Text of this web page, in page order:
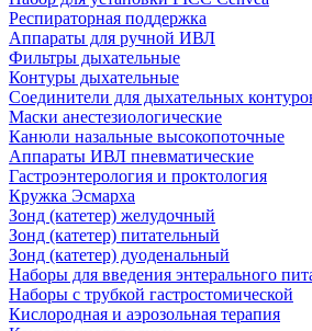
Респираторная поддержка
Аппараты для ручной ИВЛ
Фильтры дыхательные
Контуры дыхательные
Соединители для дыхательных
Маски анестезиологические
Канюли назальные высокопоточные
Аппараты ИВЛ пневматические
Гастроэнтерология и проктология
Кружка Эсмарха
Зонд (катетер) желудочный
Зонд (катетер) питательный
Зонд (катетер) дуоденальный
Наборы для введения энтерального
Наборы с трубкой гастростомической
Кислородная и аэрозольная терапия